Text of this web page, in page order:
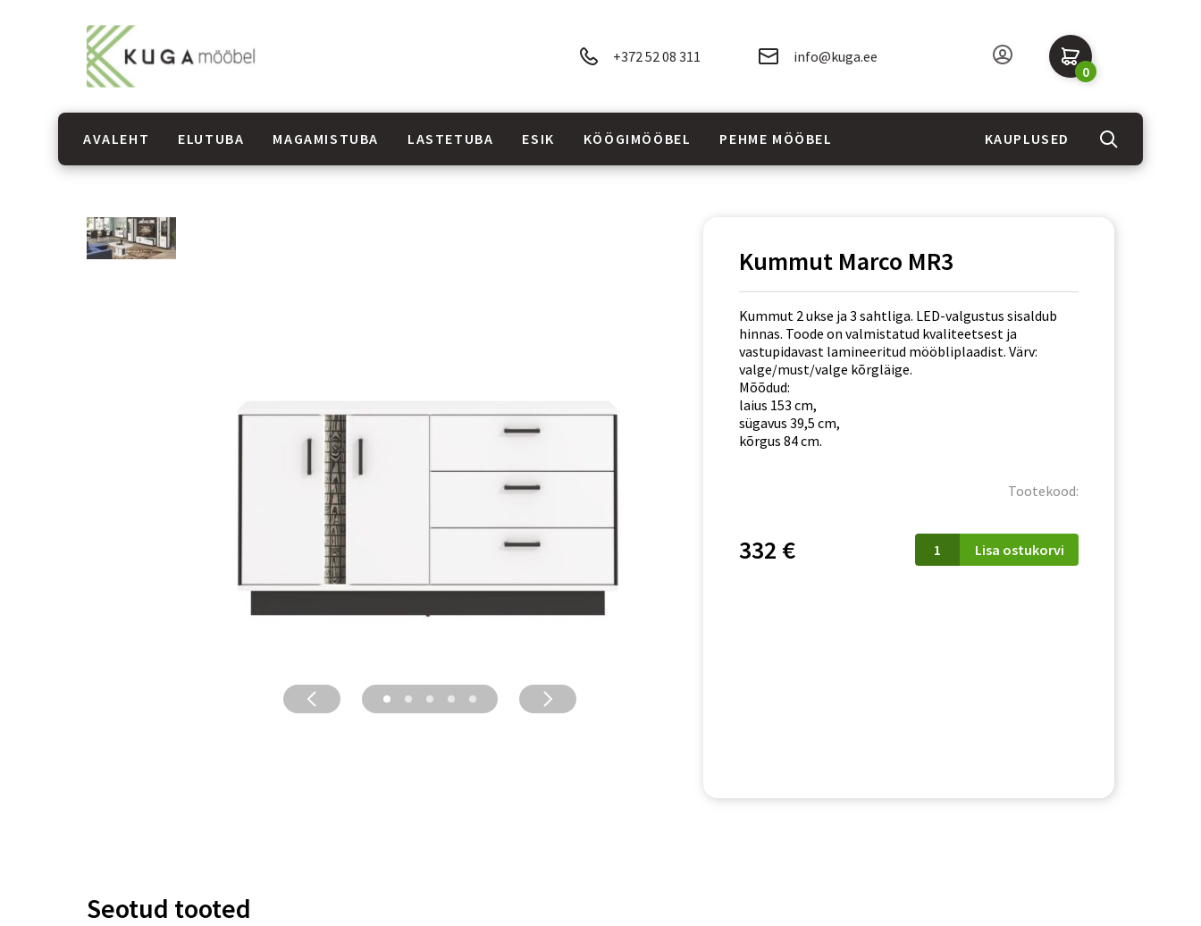
+372 52 08 311 info@kuga.ee
0
AVALEHT ELUTUBA MAGAMISTUBA LASTETUBA ESIK KÖÖGIMÖÖBEL PEHME MÖÖBEL KAUPLUSED
Kummut Marco MR3
Kummut 2 ukse ja 3 sahtliga. LED-valgustus sisaldub
hinnas. Toode on valmistatud kvaliteetsest ja
vastupidavast lamineeritud mööbliplaadist. Värv:
valge/must/valge kõrgläige.
Mõõdud:
laius 153 cm,
sügavus 39,5 cm,
kõrgus 84 cm.
Tootekood:
332 €
Kummut
Marco
Lisa ostukorvi
Seotud tooted